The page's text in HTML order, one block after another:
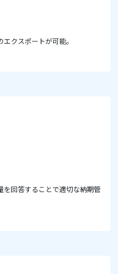
クスポートが可能。
を回答することで適切な納期管